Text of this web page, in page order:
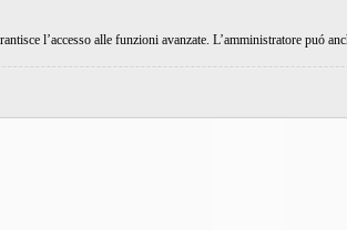
l’accesso alle funzioni avanzate. L’amministratore puó